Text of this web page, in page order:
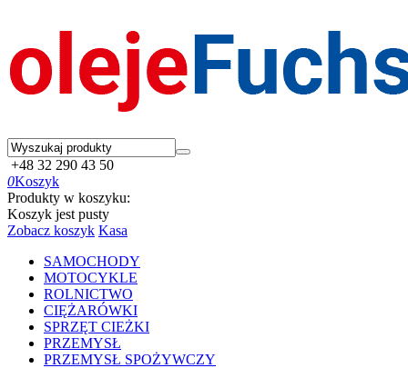
+48 32 290 43 50
0Koszyk
Produkty w koszyku:
Koszyk jest pusty
Zobacz koszyk Kasa
SAMOCHODY
MOTOCYKLE
ROLNICTWO
CIĘŻARÓWKI
SPRZĘT CIEŻKI
PRZEMYSŁ
PRZEMYSŁ SPOŻYWCZY